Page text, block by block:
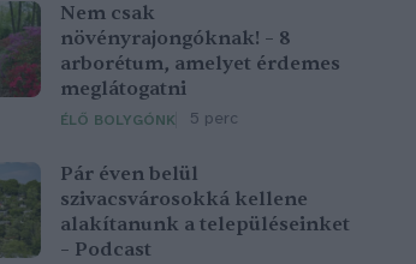
Nem csak
növényrajongóknak! – 8
arborétum, amelyet érdemes
meglátogatni
ÉLŐ BOLYGÓNK 5 perc
Pár éven belül
szivacsvárosokká kellene
alakítanunk a településeinket
– Podcast